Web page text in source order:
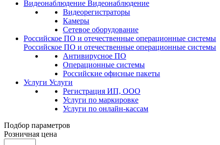
Видеонаблюдение Видеонаблюдение
Видеорегистраторы
Камеры
Сетевое оборудование
Российское ПО и отечественные операционные системы
Российское ПО и отечественные операционные системы
Антивирусное ПО
Операционные системы
Российские офисные пакеты
Услуги Услуги
Регистрация ИП, ООО
Услуги по маркировке
Услуги по онлайн-кассам
Подбор параметров
Розничная цена